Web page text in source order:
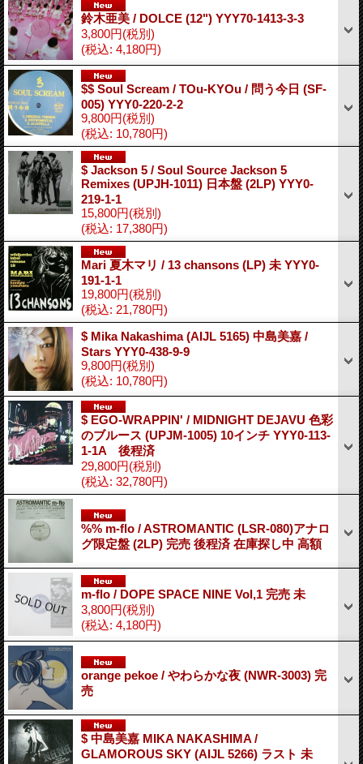
鈴木亜美 / DOLCE (12") YYY70-1413-3-3
3,800円(税別)
(税込: 4,180円)
$$ Soul Scream / TOu-KYOu / 問う今日 (SF-
005) YYY0-220-2-2
9,800円(税別)
(税込: 10,780円)
$ Jackson 5 / Soul Source Jackson 5
Remixes (UPJH-1011) 日本盤 (2LP) YYY0-
219-1-1
15,800円(税別)
(税込: 17,380円)
Mari 夏木マリ / 13 chansons (LP) 未 YYY0-
191-1-1
19,800円(税別)
(税込: 21,780円)
$ Mika Nakashima (AIJL 5165) 中島美嘉 /
Stars YYY0-438-9-9
9,800円(税別)
(税込: 10,780円)
$ EGO-WRAPPIN' / MIDNIGHT DEJAVU 色彩
のブルース (UPJM-1005) 10インチ YYY0-113-
1-1A 後程済
29,800円(税別)
(税込: 32,780円)
%% m-flo / ASTROMANTIC (LSR-080)アナロ
グ限定盤 (2LP) 完売 後程済 在庫探し中 高額
m-flo / DOPE SPACE NINE Vol,1 完売 未
3,800円(税別)
(税込: 4,180円)
orange pekoe / やわらかな夜 (NWR-3003) 完
売
$ 中島美嘉 MIKA NAKASHIMA /
GLAMOROUS SKY (AIJL 5266) ラスト 未